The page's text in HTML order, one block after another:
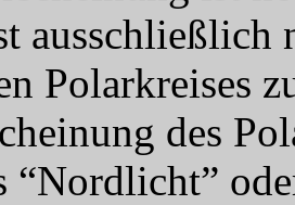
Polarkreises
des
“Nordlicht”